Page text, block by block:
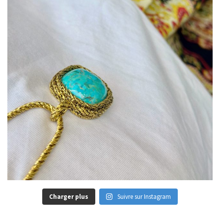
Charger plus Suivre sur Instagram